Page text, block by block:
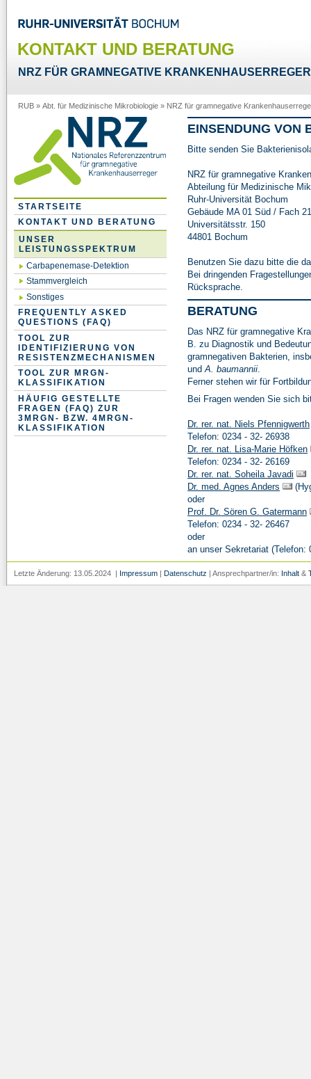
KONTAKT UND BERATUNG
NRZ FÜR GRAMNEGATIVE KRANKENHAUSERREGER
RUB » Abt. für Medizinische Mikrobiologie » NRZ für gramnegative
STARTSEITE
KONTAKT UND BERATUNG
UNSER
LEISTUNGSSPEKTRUM
Carbapenemase-Detektion
Stammvergleich
Sonstiges
FREQUENTLY ASKED
QUESTIONS (FAQ)
TOOL ZUR
IDENTIFIZIERUNG VON
RESISTENZMECHANISMEN
TOOL ZUR MRGN-
KLASSIFIKATION
HÄUFIG GESTELLTE
FRAGEN (FAQ) ZUR
3MRGN- BZW. 4MRGN-
KLASSIFIKATION
EINSENDUNG VON
Bitte senden Sie
NRZ für gramnegative
Abteilung für Medizinische
Ruhr-Universität Bochum
Gebäude MA 01 Süd / Fach
Universitätsstr. 150
44801 Bochum
Benutzen Sie dazu bitte die
Bei dringenden
Rücksprache.
BERATUNG
Das NRZ für gramnegative
B. zu Diagnostik und
gramnegativen Bakterien,
undA. baumannii
Ferner stehen wir für
Bei Fragen wenden Sie sich
Dr. rer. nat. Niels Pfennigwerth
Telefon: 0234 - 32- 26938
Dr. rer. nat. Lisa-Marie Höfken
Telefon: 0234 - 32- 26169
Dr. rer. nat. Soheila Javadi
Dr. med. Agnes Anders
oder
Prof. Dr. Sören G. Gatermann
Telefon: 0234 - 32- 26467
oder
an unser Sekretariat (Telefon:
Letzte Änderung: 13.05.2024 | Impressum | Datenschutz | Ansprechpartner/in: Inhalt &